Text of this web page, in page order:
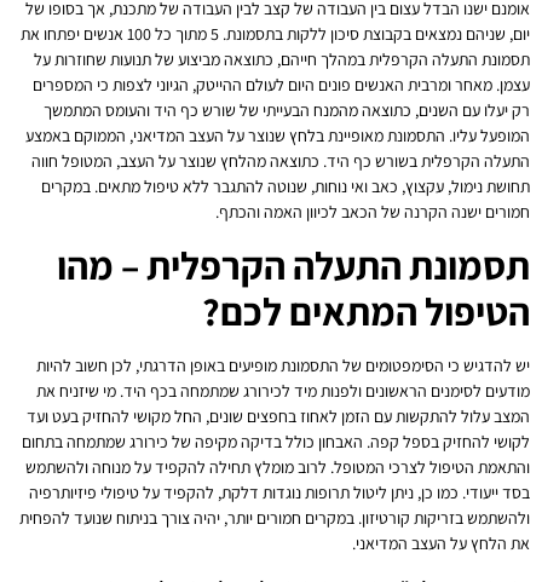
אומנם ישנו הבדל עצום בין העבודה של קצב לבין העבודה של מתכנת, אך בסופו של
יום, שניהם נמצאים בקבוצת סיכון ללקות בתסמונת. 5 מתוך כל 100 אנשים יפתחו את
תסמונת התעלה הקרפלית במהלך חייהם, כתוצאה מביצוע של תנועות שחוזרות על
עצמן. מאחר ומרבית האנשים פונים היום לעולם ההייטק, הגיוני לצפות כי המספרים
רק יעלו עם השנים, כתוצאה מהמנח הבעייתי של שורש כף היד והעומס המתמשך
המופעל עליו. התסמונת מאופיינת בלחץ שנוצר על העצב המדיאני, הממוקם באמצע
התעלה הקרפלית בשורש כף היד. כתוצאה מהלחץ שנוצר על העצב, המטופל חווה
תחושת נימול, עקצוץ, כאב ואי נוחות, שנוטה להתגבר ללא טיפול מתאים. במקרים
חמורים ישנה הקרנה של הכאב לכיוון האמה והכתף.
תסמונת התעלה הקרפלית – מהו
הטיפול המתאים לכם?
יש להדגיש כי הסימפטומים של התסמונת מופיעים באופן הדרגתי, לכן חשוב להיות
מודעים לסימנים הראשונים ולפנות מיד לכירורג שמתמחה בכף היד. מי שיזניח את
המצב עלול להתקשות עם הזמן לאחוז בחפצים שונים, החל מקושי להחזיק בעט ועד
לקושי להחזיק בספל קפה. האבחון כולל בדיקה מקיפה של כירורג שמתמחה בתחום
והתאמת הטיפול לצרכי המטופל. לרוב מומלץ תחילה להקפיד על מנוחה ולהשתמש
בסד ייעודי. כמו כן, ניתן ליטול תרופות נוגדות דלקת, להקפיד על טיפולי פיזיותרפיה
ולהשתמש בזריקות קורטיזון. במקרים חמורים יותר, יהיה צורך בניתוח שנועד להפחית
את הלחץ על העצב המדיאני.